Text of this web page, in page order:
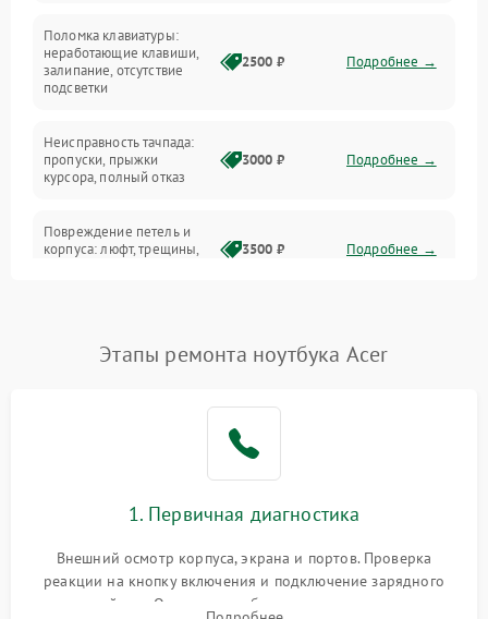
Интерфейсные проблемы
Батарея
Сеть и интернет
Поломка клавиатуры:
неработающие клавиши,
залипание, отсутствие
подсветки
2500 ₽ Подробнее →
Неисправность тачпада:
пропуски, прыжки
курсора, полный отказ
3000 ₽ Подробнее →
Повреждение петель и
корпуса: люфт, трещины,
3500 ₽ Подробнее →
невозможность зарядки,
2500 ₽ Подробнее →
2000 ₽
Перегрев из‑за пыли,
неисправности кулера
Выход из строя SSD или
Этапы ремонта ноутбука Acer
1. Первичная диагностика
Внешний осмотр корпуса, экрана и портов. Проверка
реакции на кнопку включения и подключение зарядного
устройства. Оценка потребления тока с помощью